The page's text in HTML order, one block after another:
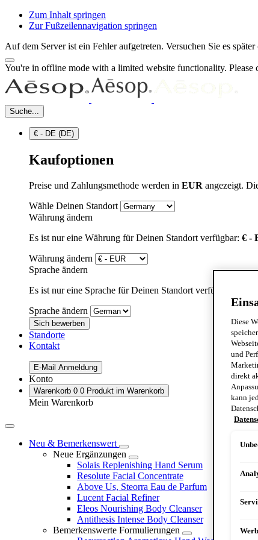
Zum Inhalt springen
Zur Fußzeilennavigation springen
Auf dem Server ist ein Fehler aufgetreten. Versuchen Sie es
You're in offline mode with a limited website functionality. Please
Suche...
€ - DE (DE)
Kaufoptionen
Preise und Zahlungsmethode werden in EUR angezeigt.
Wähle Deinen Standort
Währung ändern
Es ist nur eine Währung für Deinen Standort verfügbar: € -
Währung ändern
Sprache ändern
Es ist nur eine Sprache für Deinen Standort verfügbar:
Sprache ändern
Sich bewerben
Standorte
Kontakt
E-Mail Anmeldung
Konto
Warenkorb 0 0 Produkt im Warenkorb
Mein Warenkorb
Neu & Bemerkenswert
Neue Ergänzungen
Solais Replenishing Hand Serum
Resolute Facial Concentrate
Above Us, Steorra Eau de Parfum
Lucent Facial Refiner
Eleos Nourishing Body Cleanser
Antithesis Intense Body Cleanser
Bemerkenswerte Formulierungen
Diese
und
direkt
kann